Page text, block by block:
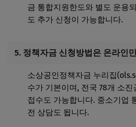
금 통합지원한도와 별도 운용
도 추가 신청이 가능합니다.
5. 정책자금 신청방법은 온라인
소상공인정책자금 누리집
수가 기본이며, 전국 78개 소
접수도 가능합니다. 중소기업
전 상담도 됩니다.